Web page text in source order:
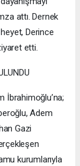
attı. Dernek
Derince
etti.
İbrahimoğlu’na;
Adem
Gazi
kurumlarıyla